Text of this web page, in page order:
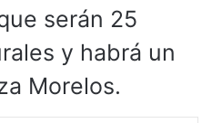
serán 25
y habrá un
Morelos.